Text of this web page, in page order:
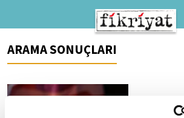
ARAMA SONUÇLARI